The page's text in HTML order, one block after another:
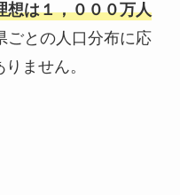
想は１，０００万人
ごとの人口分布に応
ません。